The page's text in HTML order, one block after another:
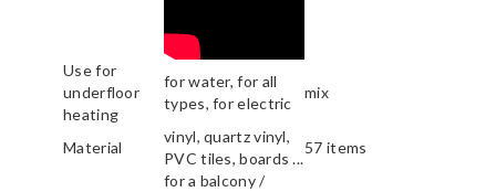
Use for
underfloor
heating
for water, for all
types, for electric
mix
Material
vinyl, quartz vinyl,
PVC tiles, boards ...
57 items
for a balcony /